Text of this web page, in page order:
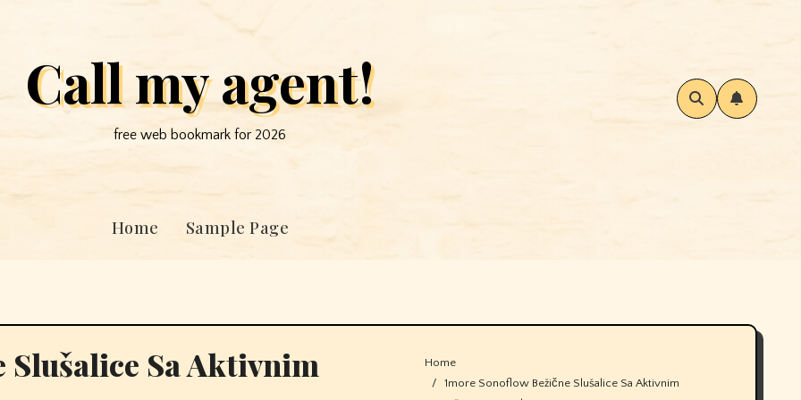
Call my agent!
free web bookmark for 2026
Home Sample Page
Slušalice Sa Aktivnim
Home
1more Sonoflow Bežične Slušalice Sa Aktivnim